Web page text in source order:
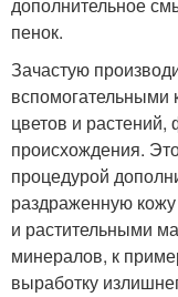
пенок.
Зачастую
вспомогательными
цветов и
происхождения.
процедурой
раздраженную
и растительными
минералов, к
выработку